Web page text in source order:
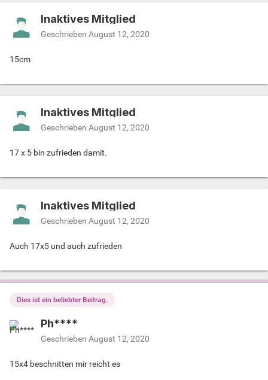
Inaktives Mitglied
Geschrieben August 12, 2020
15cm
Inaktives Mitglied
Geschrieben August 12, 2020
17 x 5 bin zufrieden damit.
Inaktives Mitglied
Geschrieben August 12, 2020
Auch 17x5 und auch zufrieden
Dies ist ein beliebter Beitrag.
Ph****
Geschrieben August 12, 2020
15x4 beschnitten mir reicht es